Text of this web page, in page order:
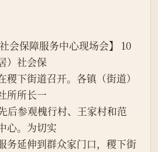
会保障服务中心现场会】 10
）社会保
稷下街道召开。各镇（街道）
所所长一
后参观槐行村、王家村和范
心。为切实
务延伸到群众家门口，稷下街